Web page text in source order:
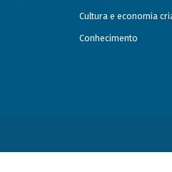
Cultura e economia
Conhecimento